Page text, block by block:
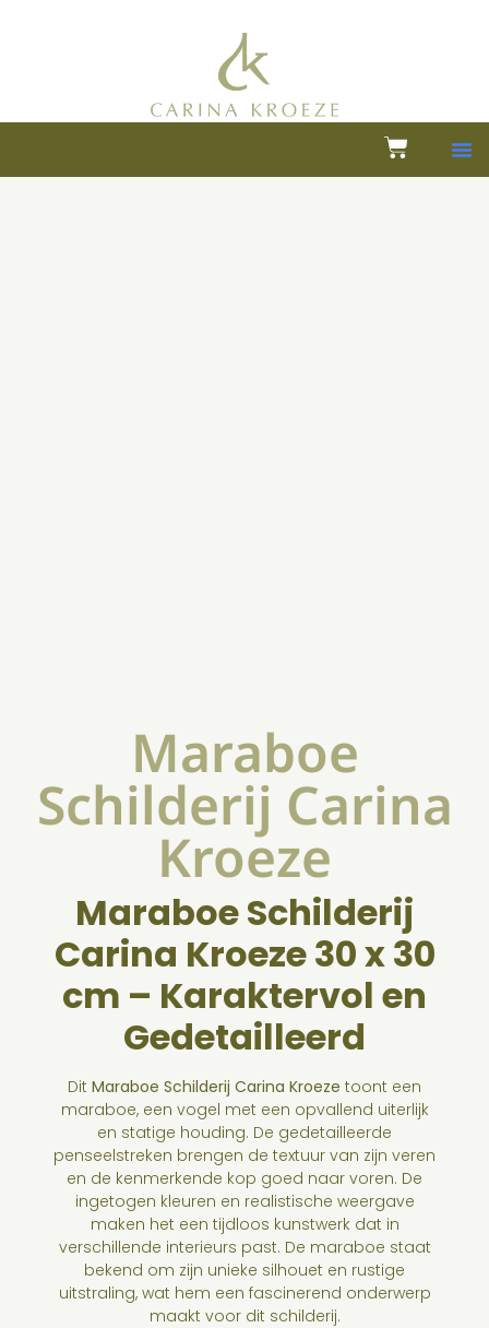
Maraboe
Schilderij Carina
Kroeze
Maraboe Schilderij
Carina Kroeze 30 x 30
cm – Karaktervol en
Gedetailleerd
Dit Maraboe Schilderij Carina Kroeze toont een
maraboe, een vogel met een opvallend uiterlijk
en statige houding. De gedetailleerde
penseelstreken brengen de textuur van zijn veren
en de kenmerkende kop goed naar voren. De
ingetogen kleuren en realistische weergave
maken het een tijdloos kunstwerk dat in
verschillende interieurs past. De maraboe staat
bekend om zijn unieke silhouet en rustige
uitstraling, wat hem een fascinerend onderwerp
maakt voor dit schilderij.